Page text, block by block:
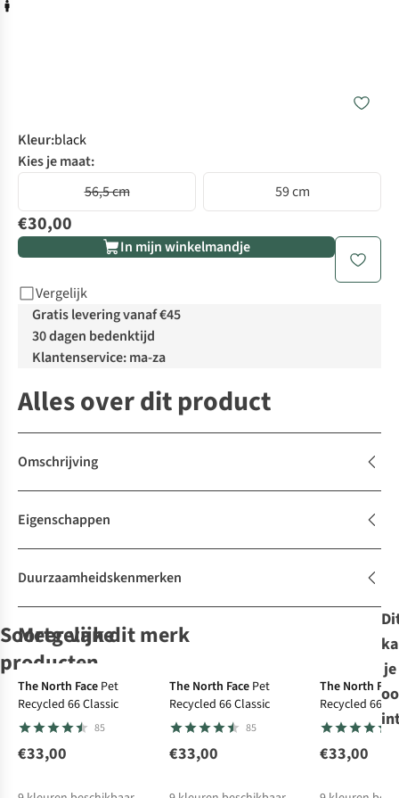
Kleur:black
Kies je maat:
56,5 cm
59 cm
€30,00
In mijn winkelmandje
Vergelijk
Gratis levering vanaf €45
30 dagen bedenktijd
Klantenservice: ma-za
Alles over dit product
Omschrijving
Eigenschappen
Duurzaamheidskenmerken
Soortgelijke
producten
Patagonia
Pet P-
6 Logo Trucker
Hat
The North Face
Pet Norm Hat
Patagonia Pet P-
6 Logo Trucker
Hat
Patagonia Pet P-
6 Logo Trucker
Hat
Meer van dit merk
The North Face Pet
Recycled 66 Classic
85
€33,00
The North Face Pet
Recycled 66 Classic
85
€33,00
The North
Recycled 66
€33,00
je